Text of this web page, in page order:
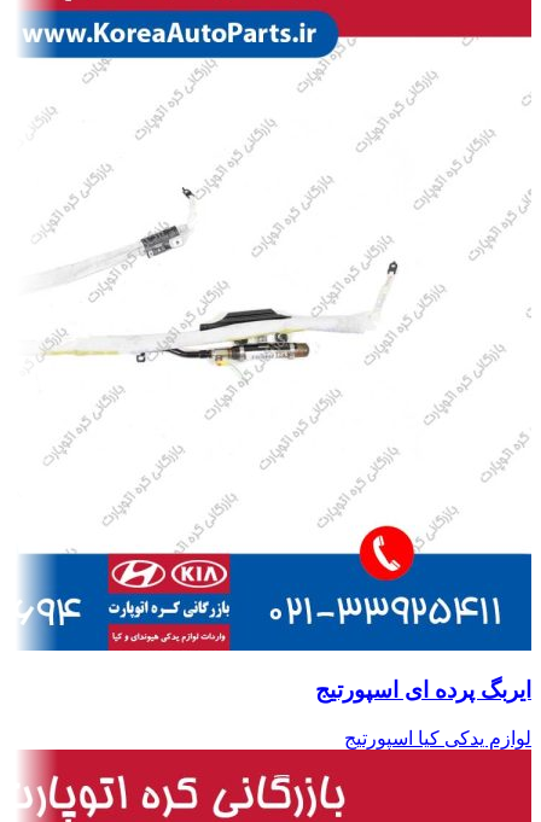
ایربگ پرده ای اسپورتیج
لوازم یدکی کیا اسپورتیج